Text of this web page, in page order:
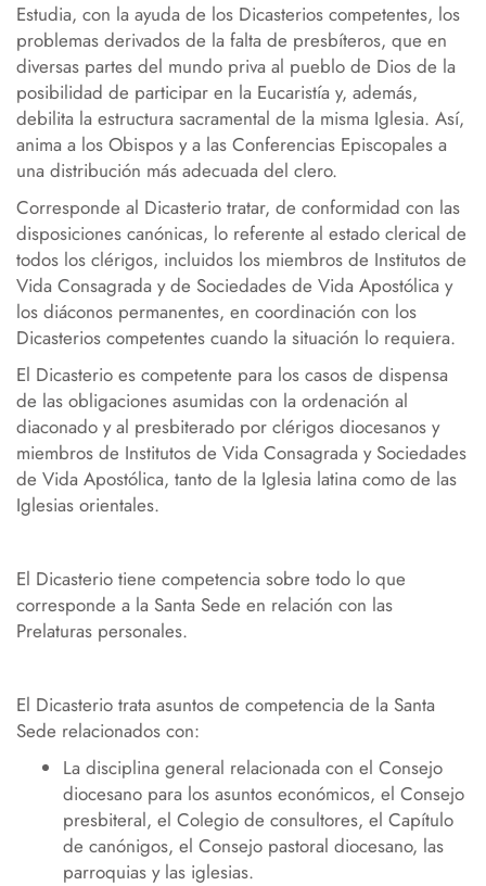
Estudia, con la ayuda de los Dicasterios competentes, los
problemas derivados de la falta de presbíteros, que en
diversas partes del mundo priva al pueblo de Dios de la
posibilidad de participar en la Eucaristía y, además,
debilita la estructura sacramental de la misma Iglesia. Así,
anima a los Obispos y a las Conferencias Episcopales a
una distribución más adecuada del clero.
Corresponde al Dicasterio tratar, de conformidad con las
disposiciones canónicas, lo referente al estado clerical de
todos los clérigos, incluidos los miembros de Institutos de
Vida Consagrada y de Sociedades de Vida Apostólica y
los diáconos permanentes, en coordinación con los
Dicasterios competentes cuando la situación lo requiera.
El Dicasterio es competente para los casos de dispensa
de las obligaciones asumidas con la ordenación al
diaconado y al presbiterado por clérigos diocesanos y
miembros de Institutos de Vida Consagrada y Sociedades
de Vida Apostólica, tanto de la Iglesia latina como de las
Iglesias orientales.
El Dicasterio tiene competencia sobre todo lo que
corresponde a la Santa Sede en relación con las
Prelaturas personales.
El Dicasterio trata asuntos de competencia de la Santa
Sede relacionados con:
La disciplina general relacionada con el Consejo
diocesano para los asuntos económicos, el Consejo
presbiteral, el Colegio de consultores, el Capítulo
de canónigos, el Consejo pastoral diocesano, las
parroquias y las iglesias.